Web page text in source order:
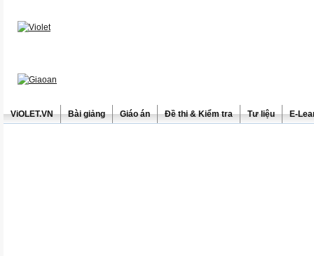
ViOLET.VN Bài giảng Giáo án Đề thi & Kiểm tra Tư liệu E-